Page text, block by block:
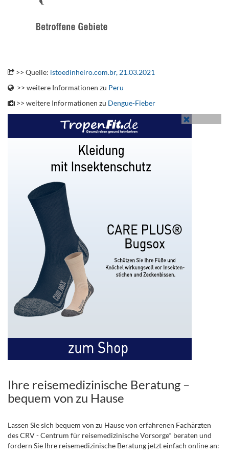
>> Quelle: istoedinheiro.com.br, 21.03.2021
>> weitere Informationen zu Peru
>> weitere Informationen zu Dengue-Fieber
Ihre reisemedizinische Beratung –
bequem von zu Hause
Lassen Sie sich bequem von zu Hause von erfahrenen Fachärzten
des CRV - Centrum für reisemedizinische Vorsorge* beraten und
fordern Sie Ihre reisemedizinische Beratung jetzt einfach online an: